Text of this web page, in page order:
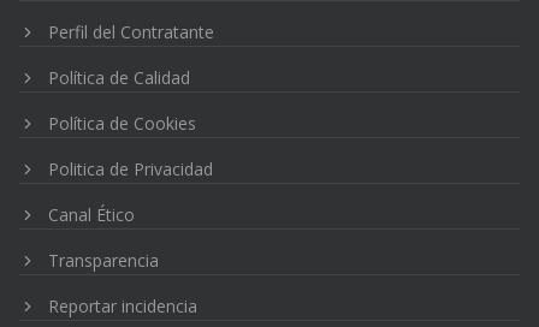
Perfil del Contratante
Política de Calidad
Política de Cookies
Politica de Privacidad
Canal Ético
Transparencia
Reportar incidencia